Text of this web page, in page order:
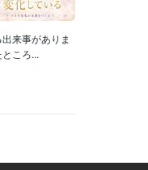
来事がありま
ころ...